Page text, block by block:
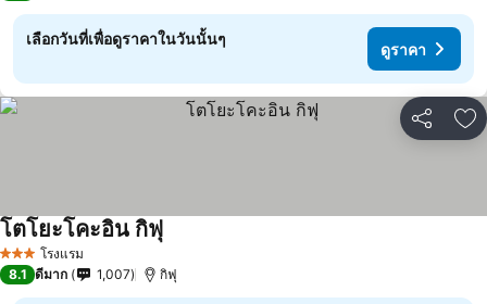
เลือกวันที่เพื่อดูราคาในวันนั้นๆ
ดูราคา
แชร์ เ
3 ดาว โรงแรม
โตโยะโคะอิน กิฟุ
8.1 ดีมาก 1,007 กิฟุ